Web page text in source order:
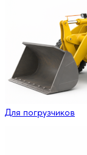
Для погрузчиков